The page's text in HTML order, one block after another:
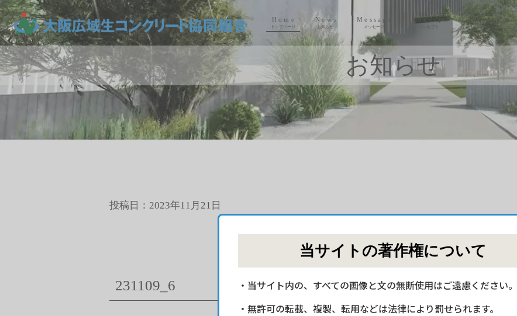
Home
トップページ
News
お知らせ
Message
メッセージ
Concept Innovation
お知らせ
投稿日：2023年11月21日
231109_6
当サイトの著作権について
・当サイト内の、すべての画像と文の無断使用はご遠慮ください。
・無許可の転載、複製、転用などは法律により罰せられます。